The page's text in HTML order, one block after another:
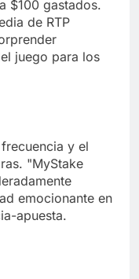
$100 gastados.
de RTP
juego para los
y el
"MyStake
emocionante en
apuesta.